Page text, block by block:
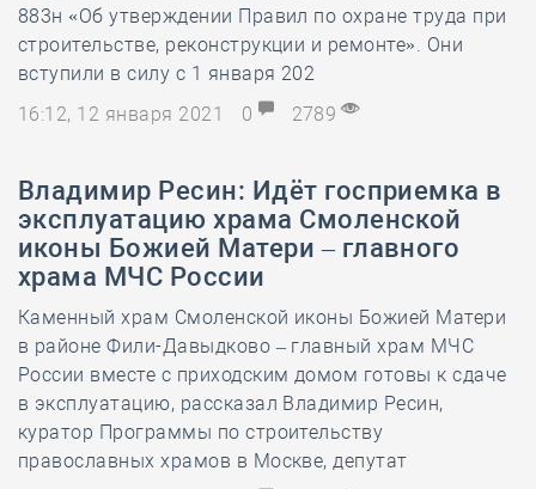
883н «Об утверждении Правил по охране труда при
строительстве, реконструкции и ремонте». Они
вступили в силу с 1 января 202
16:12, 12 января 2021
0 2789
Владимир Ресин: Идёт госприемка в
эксплуатацию храма Смоленской
иконы Божией Матери – главного
храма МЧС России
Каменный храм Смоленской иконы Божией Матери
в районе Фили-Давыдково – главный храм МЧС
России вместе с приходским домом готовы к сдаче
в эксплуатацию, рассказал Владимир Ресин,
куратор Программы по строительству
православных храмов в Москве, депутат